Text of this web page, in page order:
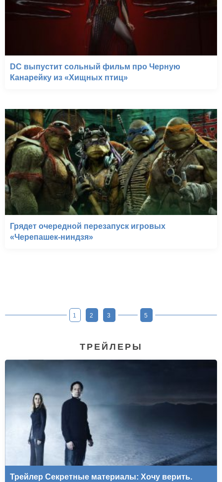
DC выпустит сольный фильм про Черную
Канарейку из «Хищных птиц»
Грядет очередной перезапуск игровых
«Черепашек-ниндзя»
1 2 3 5
ТРЕЙЛЕРЫ
Трейлер Секретные материалы: Хочу верить.